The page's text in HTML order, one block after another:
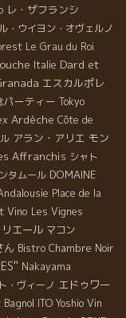
レ・ザフランシ
・ウイヨン・オヴェルノ
Le Grau du Roi
Italie Dard et
エスカルポレ
パーティー Tokyo
Ardèche Côte de
アラン・アリエ モン
Affranchis シャト
タムール DOMAINE
Place de la
Vino Les Vignes
エール マコン
ん Bistro Chambre Noir
Nakayama
・ヴィーノ エドゥワー
ITO Yoshio Vin